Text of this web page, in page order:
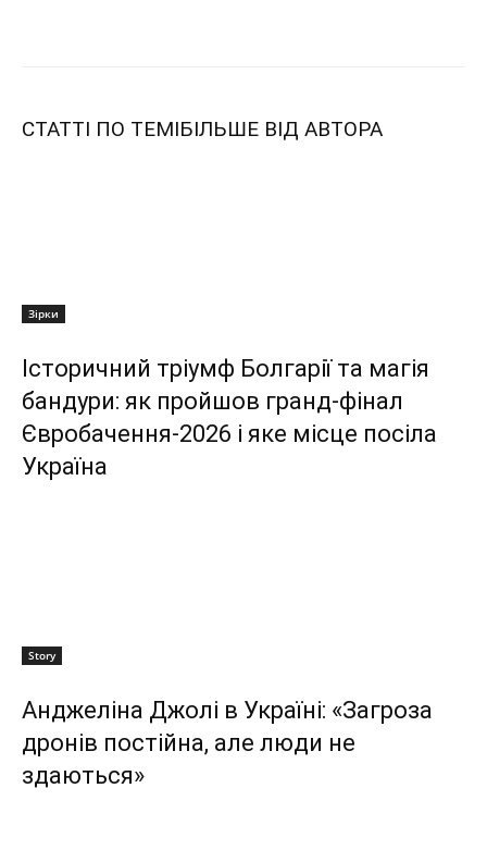
СТАТТІ ПО ТЕМІБІЛЬШЕ ВІД АВТОРА
Зірки
Історичний тріумф Болгарії та магія
бандури: як пройшов гранд-фінал
Євробачення-2026 і яке місце посіла
Україна
Story
Анджеліна Джолі в Україні: «Загроза
дронів постійна, але люди не
здаються»